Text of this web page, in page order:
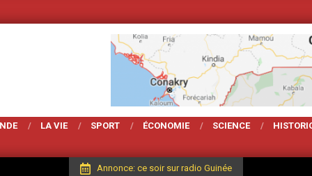
Votre Magarzine
LA VIE SPORT ÉCONOMIE SCIENCE
Annonce: ce soir sur radio Guinée